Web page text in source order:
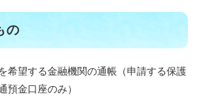
の
希望する金融機関の通帳（申請する保護
預金口座のみ）